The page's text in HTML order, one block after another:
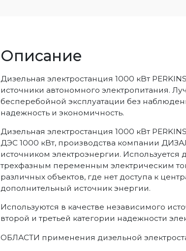
Описание
Дизельная электростанция 1000 кВт
источники автономного электропитания.
бесперебойной эксплуатации без
надежность и экономичность.
Дизельная электростанция 1000 кВт
ДЭС 1000 кВт, производства компании
источником электроэнергии.
трехфазным переменным электрическим
различных объектов, где нет доступа к
дополнительный источник энергии.
Используются в качестве независимого
второй и третьей категории надежности
ОБЛАСТИ применения дизельной